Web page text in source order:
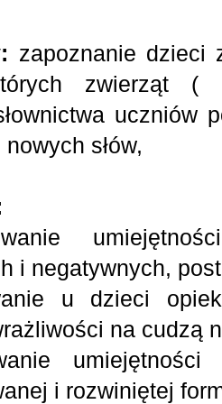
zapoznanie dzieci
zwierząt (
uczniów
słów,
i negatywnych,
u dzieci
na cudzą
i rozwiniętej